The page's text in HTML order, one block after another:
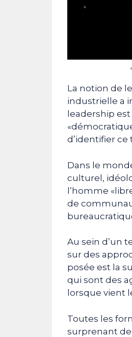
La notion de
industrielle a
leadership
d’identifier ce
Dans le
culturel,
l’homme
de
Au sein d’un
sur des
posée est la
qui sont des
lorsque vient
Toutes les
surprenant